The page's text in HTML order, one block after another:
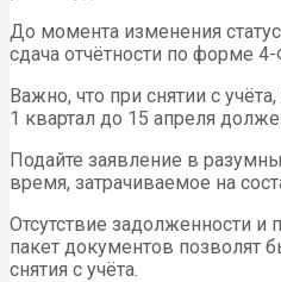
До момента изменения
сдача отчётности по форме
Важно, что при снятии с
1 квартал до 15 апреля
Подайте заявление в
время, затрачиваемое на
Отсутствие задолженности и
пакет документов позволят
снятия с учёта.